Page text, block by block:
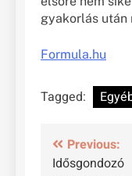
gyakorlás után
Formula.hu
Tagged:
Bejegyzés
Previous:
Idősgondozó